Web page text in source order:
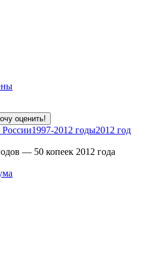
оценить!
1997-2012 годы2012 год